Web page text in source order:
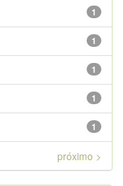
1
1
1
1
1
próximo >